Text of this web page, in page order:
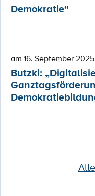
Demokratie“
am 16. September 2025
Butzki: